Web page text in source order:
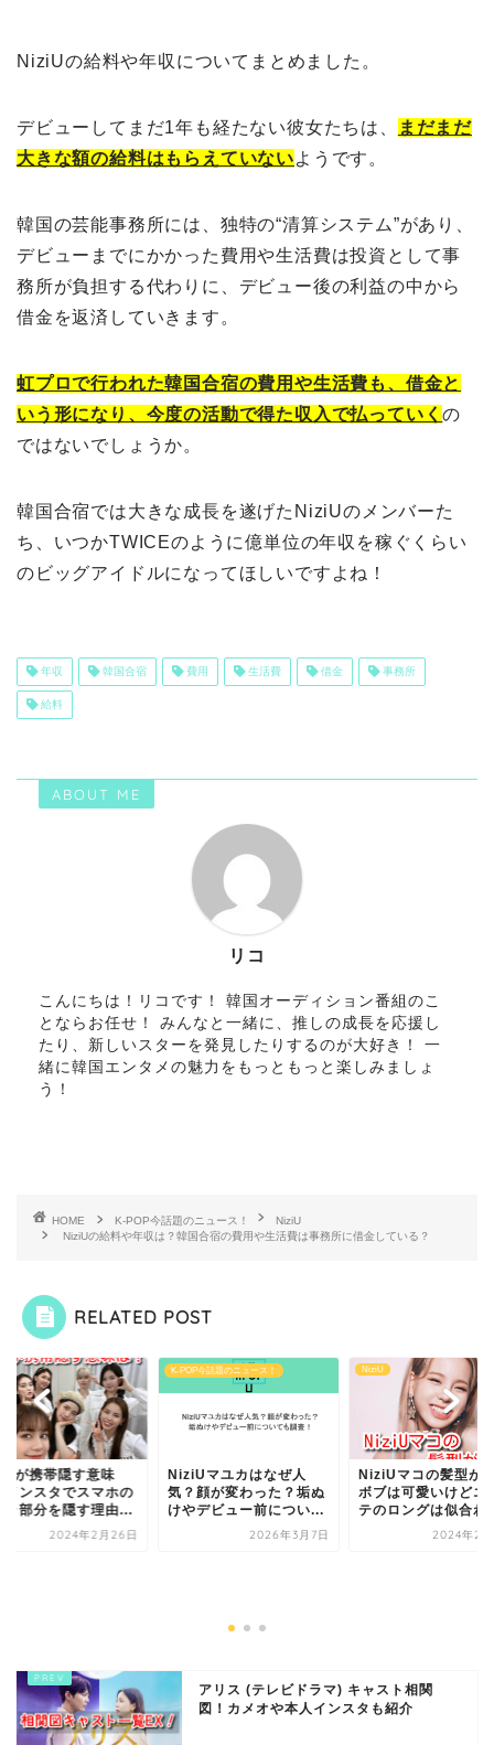
NiziUの給料や年収についてまとめました。
デビューしてまだ1年も経たない彼女たちは、
まだまだ
大きな額の給料はもらえていないようです。
韓国の芸能事務所には、独特の“清算システム”があり、
デビューまでにかかった費用や生活費は投資として事
務所が負担する代わりに、デビュー後の利益の中から
借金を返済していきます。
虹プロで行われた韓国合宿の費用や生活費も、借金と
いう形になり、今度の活動で得た収入で払っていくの
ではないでしょうか。
韓国合宿では大きな成長を遂げたNiziUのメンバーた
ち、いつかTWICEのように億単位の年収を稼ぐくらい
のビッグアイドルになってほしいですよね！
年収 韓国合宿 費用 生活費 借金 事務所
給料
ABOUT ME
リコ
こんにちは！リコです！ 韓国オーディション番組のこ
とならお任せ！ みんなと一緒に、推しの成長を応援し
たり、新しいスターを発見したりするのが大好き！ 一
緒に韓国エンタメの魅力をもっともっと楽しみましょ
う！
HOME K-POP今話題のニュース！
NiziU
NiziUの給料や年収は？韓国合宿の費用や生活費は事務所に借金している？
RELATED POST
が携帯隠す意味
インスタでスマホの
ラ部分を隠す理由...
2024年2月26日
K-POP今話題のニュース！
NiziUマユカはなぜ人
気？顔が変わった？垢ぬ
けやデビュー前につい...
2026年3月7日
NiziU
NiziUマコの髪型が
ボブは可愛いけどエ
テのロングは似合わ
2024年2
アリス (テレビドラマ) キャスト相関
図！カメオや本人インスタも紹介